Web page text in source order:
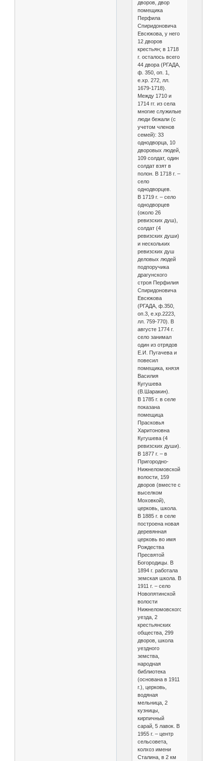
дворов, двор
помещика
Перфила
Спиридоновича
Евсюкова, у него
12 дворов
крестьян; в 1718
г. осталось всего
44 двора (РГАДА,
ф. 350, оп. 1,
е.хр. 272, лл.
1679-1718).
Между 1710 и
1714 гг. из села
многие служилые
люди бежали (с
учетом членов
семей): 33
однодворца, 10
дворовых людей,
109 солдат, один
солдат взят в
полон. В 1718 г. –
село
однодворцев.
В 1719 г. – село
однодворцев
(около 26
ревизских душ),
солдат (4
ревизских души)
и нескольких
ревизских душ
деловых людей
подпоручика
драгунского
строя Перфилия
Спиридоновича
Евсюкова
(РГАДА, ф.350,
оп.3, е.хр.2223,
лл. 759-770). В
августе 1774 г.
село занимал
один из отрядов
Е.И. Пугачева и
повесил
помещика, князя
Василия
Кугушева
(В.Шаракин).
В 1785 г. в селе
показана
помещица
Прасковья
Харитоновна
Кугушева (4
ревизских души).
В 1877 г. – в
Пригородно-
Нижнеломовской
волости, 159
дворов (вместе с
выселком
Моховкой),
церковь, школа.
В 1885 г. в селе
построена новая
деревянная
церковь во имя
Рождества
Пресвятой
Богородицы. В
1894 г. работала
земская школа. В
1911 г. – село
Новопятинской
волости
Нижнеломовского
уезда, 2
крестьянских
общества, 299
дворов, школа
уездного
земства,
народная
библиотека
(основана в 1911
г.), церковь,
водяная
мельница, 2
кузницы,
кирпичный
сарай, 5 лавок. В
1955 г. – центр
сельсовета,
колхоз имени
Сталина, в 2 км